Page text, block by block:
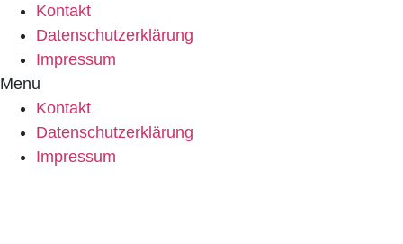
Kontakt
Datenschutzerklärung
Impressum
Menu
Kontakt
Datenschutzerklärung
Impressum